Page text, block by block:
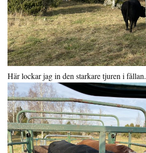
Här lockar jag in den starkare tjuren i fållan.